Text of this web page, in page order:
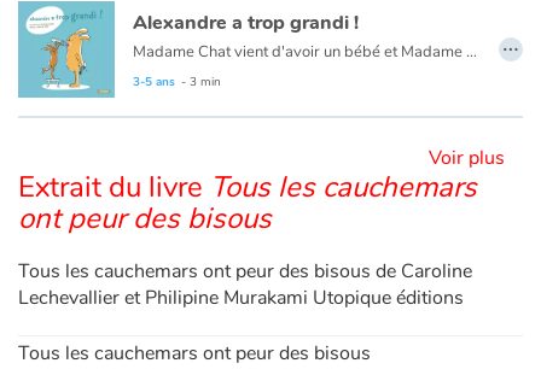
Par thématique
Rencontres et témoignages
Autour de la lecture
Livre audio
Alexandre a trop grandi !
Madame Chat vient d'avoir un bébé et Madame Lapin est en admiration devant ce tout-petit qu'elle trouve tellement mignon ! Alexandre observe sa maman prendre le bébé dans ses bras et il en éprouve beaucoup de peine...
3-5 ans - 3 min
…
Voir plus
Extrait du livre Tous les cauchemars
ont peur des bisous
Tous les cauchemars ont peur des bisous de Caroline
Lechevallier et Philipine Murakami Utopique éditions
Tous les cauchemars ont peur des bisous